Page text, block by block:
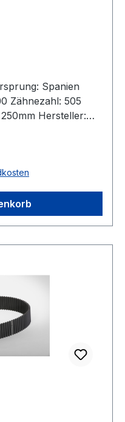
Spanien
Zähnezahl: 505
Hersteller: